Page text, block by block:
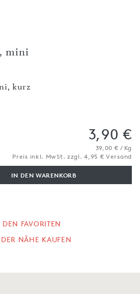
mini
kurz
3,90 €
39,00 € / Kg
Preis inkl. MwSt. zzgl. 4,95 € Versand
IN DEN WARENKORB
DEN FAVORITEN
NÄHE KAUFEN